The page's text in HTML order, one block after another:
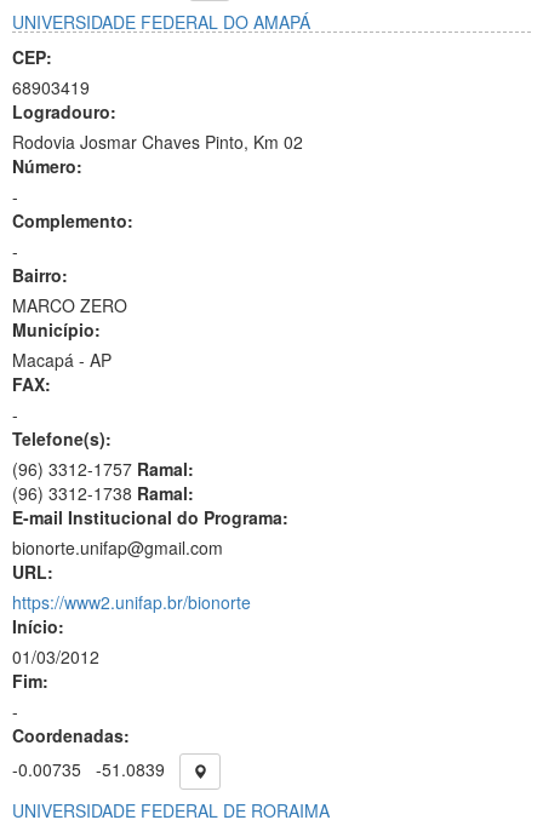
UNIVERSIDADE FEDERAL DO AMAPÁ
CEP:
68903419
Logradouro:
Rodovia Josmar Chaves Pinto, Km 02
Número:
-
Complemento:
-
Bairro:
MARCO ZERO
Município:
Macapá - AP
FAX:
-
Telefone(s):
(96) 3312-1757 Ramal:
(96) 3312-1738 Ramal:
E-mail Institucional do Programa:
bionorte.unifap@gmail.com
URL:
https://www2.unifap.br/bionorte
Início:
01/03/2012
Fim:
-
Coordenadas:
-0.00735 -51.0839
UNIVERSIDADE FEDERAL DE RORAIMA